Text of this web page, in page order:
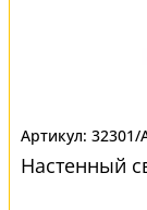
32301/
Настенный